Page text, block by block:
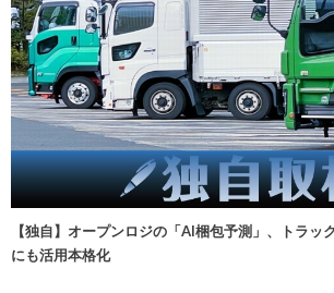
【独自】オープンロジの「AI梱包予測」、トラッ
にも活用本格化